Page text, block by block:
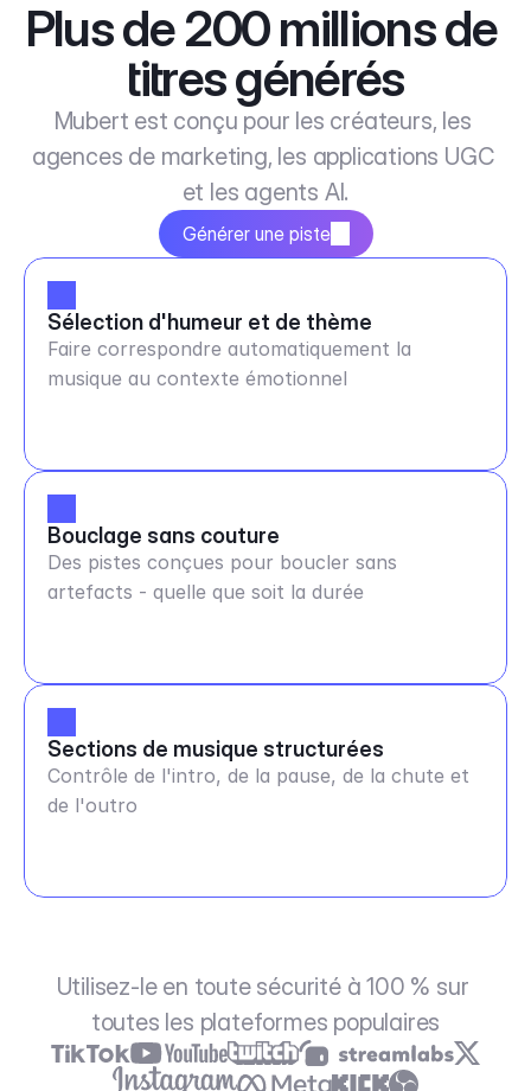
Plus de 200 millions de
titres générés
Mubert est conçu pour les créateurs, les
agences de marketing, les applications UGC
et les agents AI.
Générer une piste
Sélection d'humeur et de thème
Faire correspondre automatiquement la
musique au contexte émotionnel
Bouclage sans couture
Des pistes conçues pour boucler sans
artefacts - quelle que soit la durée
Sections de musique structurées
Contrôle de l'intro, de la pause, de la chute et
de l'outro
Utilisez-le en toute sécurité à 100 % sur
toutes les plateformes populaires